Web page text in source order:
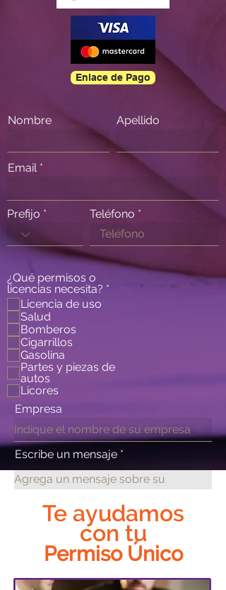
Enlace de Pago
Nombre Apellido
Email
Prefijo Teléfono
¿Qué permisos o
licencias necesita? *
o
Licencia de uso
Salud
Bomberos
Cigarrillos
Gasolina
Partes y piezas de
autos
Licores
Empresa
Escribe un mensaje
Dirección
Te ayudamos
con tu
Permiso Único